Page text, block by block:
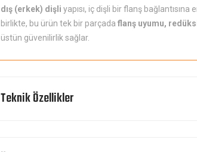
dış (erkek) dişli yapısı, iç dişli bir flanş bağlantısına
birlikte, bu ürün tek bir parçadaflanş uyumu,
üstün güvenilirlik sağlar.
Teknik Özellikler